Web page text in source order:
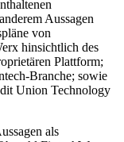
Aussagen
von
hinsichtlich des
Plattform;
Branche; sowie
Union Technology
als